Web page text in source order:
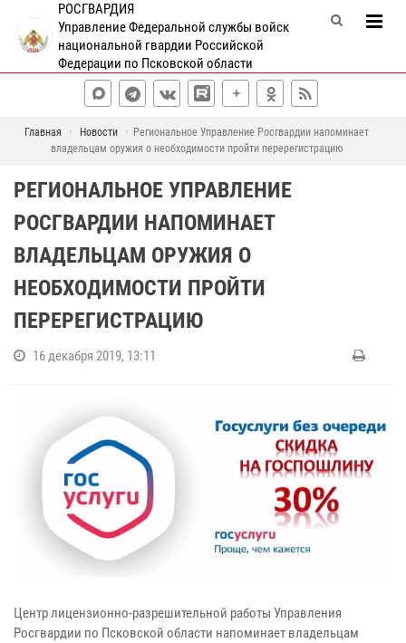
РОСГВАРДИЯ
Управление Федеральной службы войск
национальной гвардии Российской
Федерации по Псковской области
Главная Новости
Региональное Управление Росгвардии напоминает
владельцам оружия о необходимости пройти перерегистрацию
РЕГИОНАЛЬНОЕ УПРАВЛЕНИЕ
РОСГВАРДИИ НАПОМИНАЕТ
ВЛАДЕЛЬЦАМ ОРУЖИЯ О
НЕОБХОДИМОСТИ ПРОЙТИ
ПЕРЕРЕГИСТРАЦИЮ
16 декабря 2019, 13:11
Центр лицензионно-разрешительной работы Управления
Росгвардии по Псковской области напоминает владельцам